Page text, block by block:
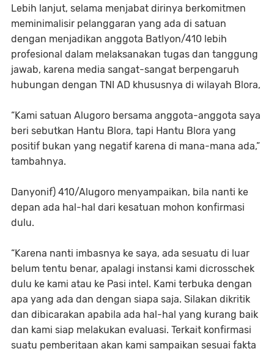
Lebih lanjut, selama menjabat dirinya berkomitmen
meminimalisir pelanggaran yang ada di satuan
dengan menjadikan anggota Batlyon/410 lebih
profesional dalam melaksanakan tugas dan tanggung
jawab, karena media sangat-sangat berpengaruh
hubungan dengan TNI AD khususnya di wilayah Blora,
“Kami satuan Alugoro bersama anggota-anggota saya
beri sebutkan Hantu Blora, tapi Hantu Blora yang
positif bukan yang negatif karena di mana-mana ada,”
tambahnya.
Danyonif) 410/Alugoro menyampaikan, bila nanti ke
depan ada hal-hal dari kesatuan mohon konfirmasi
dulu.
“Karena nanti imbasnya ke saya, ada sesuatu di luar
belum tentu benar, apalagi instansi kami dicrosschek
dulu ke kami atau ke Pasi intel. Kami terbuka dengan
apa yang ada dan dengan siapa saja. Silakan dikritik
dan dibicarakan apabila ada hal-hal yang kurang baik
dan kami siap melakukan evaluasi. Terkait konfirmasi
suatu pemberitaan akan kami sampaikan sesuai fakta